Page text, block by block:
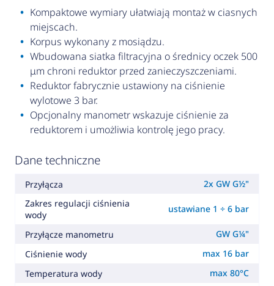
Kompaktowe wymiary ułatwiają montaż w ciasnych
miejscach.
Korpus wykonany z mosiądzu.
Wbudowana siatka filtracyjna o średnicy oczek 500
μm chroni reduktor przed zanieczyszczeniami.
Reduktor fabrycznie ustawiony na ciśnienie
wylotowe 3 bar.
Opcjonalny manometr wskazuje ciśnienie za
reduktorem i umożliwia kontrolę jego pracy.
Dane techniczne
Przyłącza
2x GW G½"
Zakres regulacji ciśnienia
wody
ustawiane 1 ÷ 6 bar
Przyłącze manometru
GW G¼"
Ciśnienie wody
max 16 bar
Temperatura wody
max 80°C